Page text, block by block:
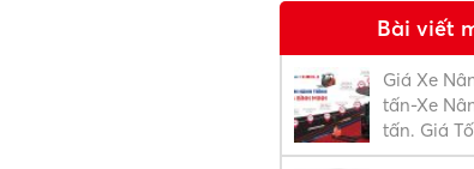
Bài viết
Giá Xe
tấn-Xe
tấn. Giá